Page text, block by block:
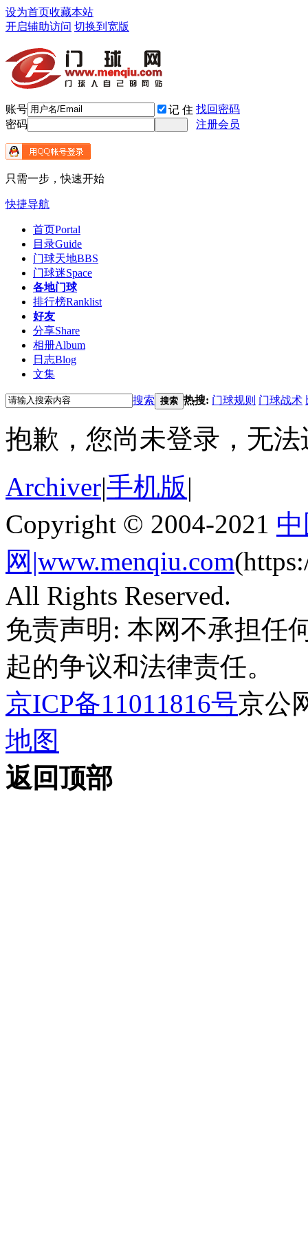
设为首页收藏本站
开启辅助访问 切换到宽版
账号 记 住 找回密码
密码
注册会员
只需一步，快速开始
快捷导航
首页Portal
目录Guide
门球天地BBS
门球迷Space
各地门球
排行榜Ranklist
好友
分享Share
相册Album
日志Blog
文集
搜索 搜索 热搜: 门球规则 门球战术
抱歉，您尚未登录，无
Archiver|手机版|
Copyright © 2004-2021
网|www.menqiu.com
All Rights Reserved.
免责声明: 本网不承担任
起的争议和法律责任。
京ICP备11011816号京公
地图
返回顶部